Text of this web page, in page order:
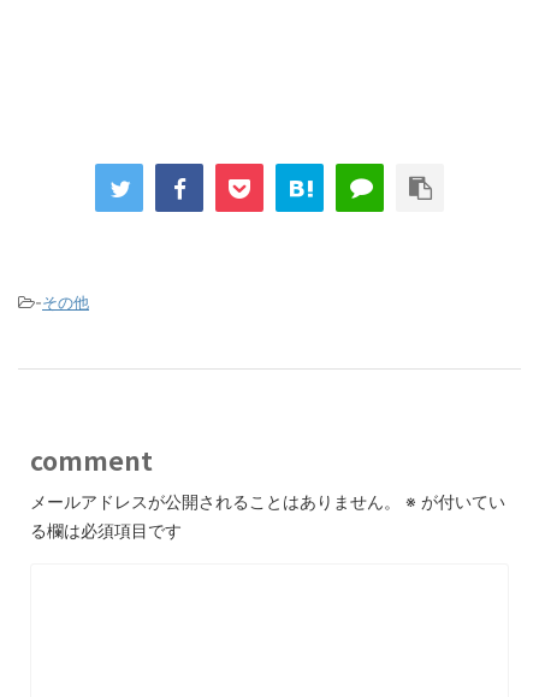
-その他
comment
メールアドレスが公開されることはありません。 ※ が付いてい
る欄は必須項目です